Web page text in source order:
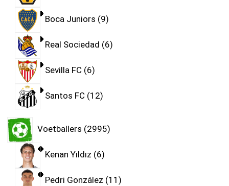
Boca Juniors 9
Real Sociedad 6
Sevilla FC 6
Santos FC 12
Voetballers 2995
Kenan Yıldız 6
Pedri González 11